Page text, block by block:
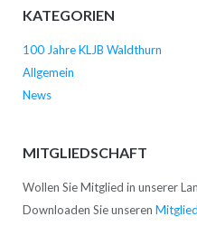
KATEGORIEN
100 Jahre KLJB Waldthurn
Allgemein
News
MITGLIEDSCHAFT
Wollen Sie Mitglied in unserer
Downloaden Sie unseren